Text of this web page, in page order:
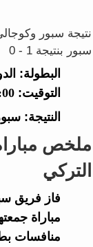
سبور بنتيجة 1 - 0
البطولة:
التوقيت: 20:00
النتيجة:
ملخص
التركي
فاز فريق
منافسات